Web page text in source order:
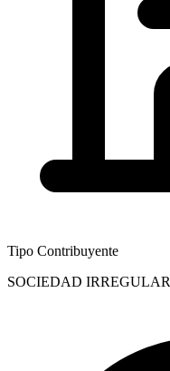
Tipo Contribuyente
SOCIEDAD IRREGULAR